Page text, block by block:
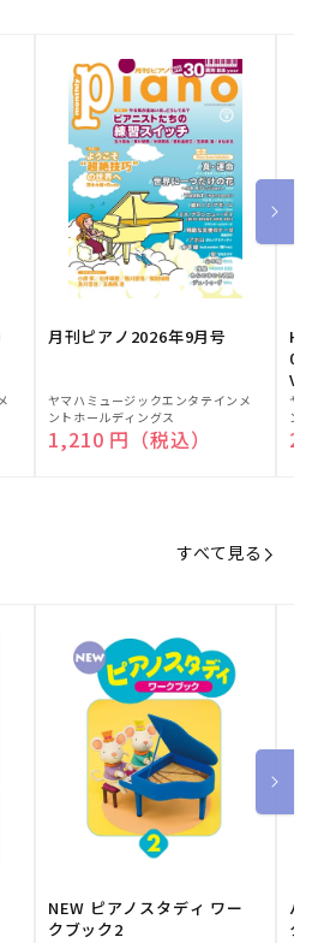
月刊ピアノ2026年9月号
販
売
元:
ヤマハミュージックエンタテインメ
ントホールディングス
通常価格
1,210 円（税込）
販
売
元:
ヤ
ン
すべて見る
NEW ピアノスタディ ワー
クブック2
バ
ク